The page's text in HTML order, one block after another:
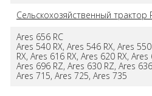
Сельскохозяйственный трактор
Ares 656 RC
Ares 540 RX, Ares 546 RX, Ares
RX, Ares 616 RX, Ares 620 RX, Ares
Ares 696 RZ, Ares 630 RZ, Ares
Ares 715, Ares 725, Ares 735